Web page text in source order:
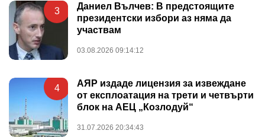
3
Даниел Вълчев: В предстоящите
президентски избори аз няма да
участвам
03.08.2026 09:14:12
4
АЯР издаде лицензия за извеждане
от експлоатация на трети и четвърти
блок на АЕЦ „Козлодуй“
31.07.2026 20:34:43